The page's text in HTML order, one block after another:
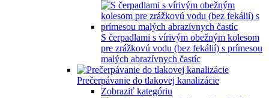
S čerpadlami s vírivým obežným kolesom
pre zrážkovú vodu (bez fekálií) s prímesou
malých abrazívnych častíc
Prečerpávanie do tlakovej kanalizácie
Zobraziť kategóriu